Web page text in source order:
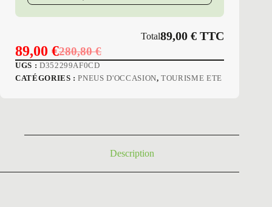
Total89,00€ TTC
280,80€
Le
prix
89,00 €Le
prix
UGS : D352299AF0CD
CATÉGORIES :PNEUS D'OCCASION,TOURISME ETE
Description